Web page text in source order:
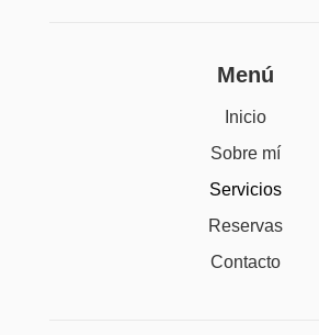
Menú
Inicio
Sobre mí
Servicios
Reservas
Contacto